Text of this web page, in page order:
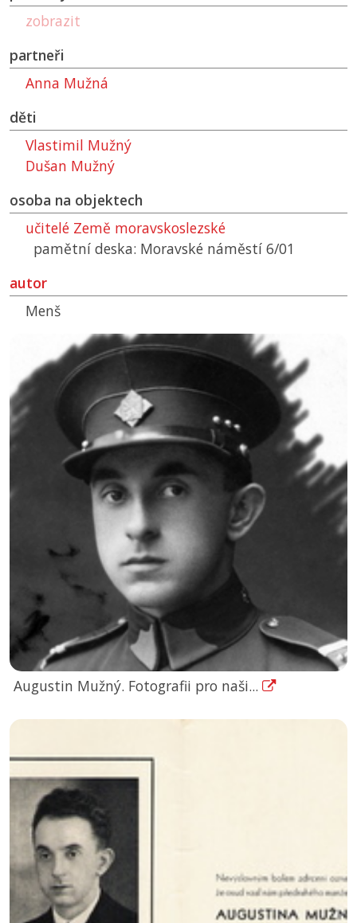
zobrazit
partneři
Anna Mužná
děti
Vlastimil Mužný
Dušan Mužný
osoba na objektech
učitelé Země moravskoslezské
pamětní deska: Moravské náměstí 6/01
autor
Menš
Augustin Mužný. Fotografii pro naši...